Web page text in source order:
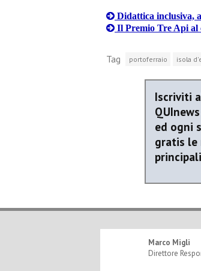
Didattica inclusiva,
Il Premio Tre Api al
Tag portoferraio isola
Iscriviti
ed ogni
gratis le
Marco Migli
Direttore